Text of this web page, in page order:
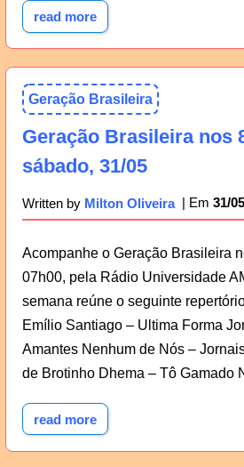
read more
Geração Brasileira
Geração Brasileira nos
sábado, 31/05
Written by Milton Oliveira 31/
Acompanhe o Geração Brasileira
07h00, pela Rádio Universidade
semana reúne o seguinte
Emílio Santiago – Ultima Forma
Amantes Nenhum de Nós –
de Brotinho Dhema – Tô Gamado
read more